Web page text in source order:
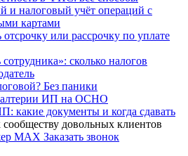
и налоговый учёт операций с
картами
или рассрочку по уплате
сколько налогов
Без паники
ИП на ОСНО
какие документы и когда сдавать
довольных клиентов
MAX Заказать звонок